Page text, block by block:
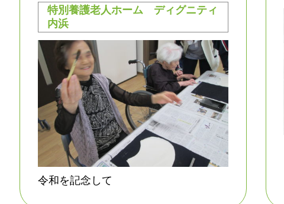
特別養護老人ホーム ディグニティ
内浜
令和を記念して